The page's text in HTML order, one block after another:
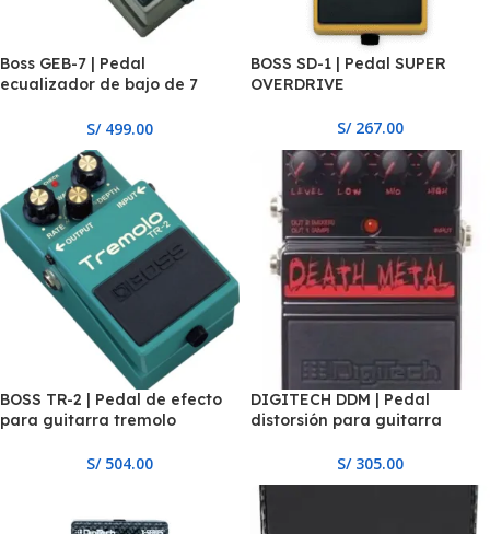
Boss GEB-7 | Pedal
ecualizador de bajo de 7
S/499.00
BOSS SD-1 | Pedal SUPER
OVERDRIVE
S/267.00
BOSS TR-2 | Pedal de efecto
para guitarra tremolo
S/504.00
DIGITECH DDM | Pedal
distorsión para guitarra
S/305.00